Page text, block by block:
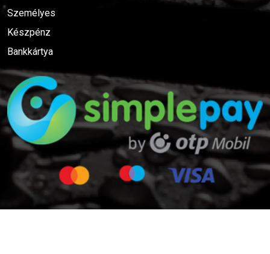
Személyes
Készpénz
Bankkártya